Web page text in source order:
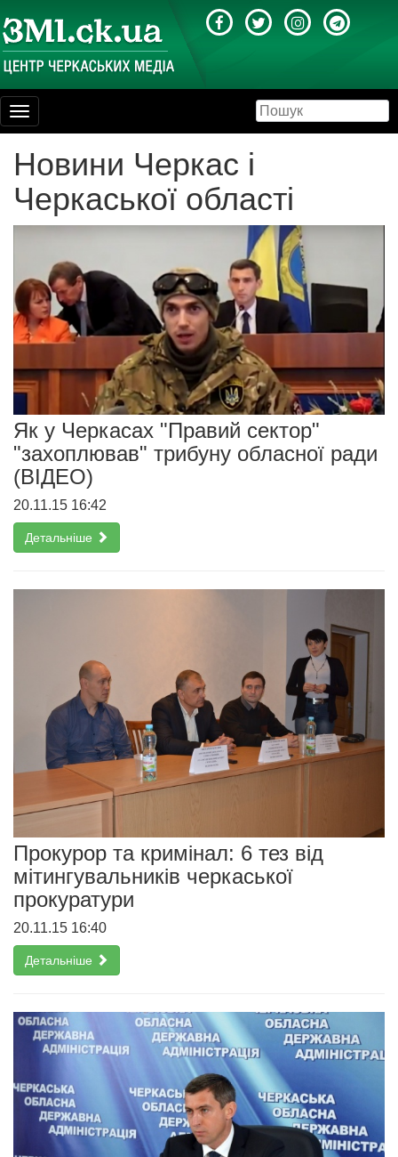
Toggle
navigation
Новини Черкас і
Черкаської області
Як у Черкасах "Правий сектор"
"захоплював" трибуну обласної ради
(ВІДЕО)
20.11.15 16:42
Детальніше
Прокурор та кримінал: 6 тез від
мітингувальників черкаської
прокуратури
20.11.15 16:40
Детальніше